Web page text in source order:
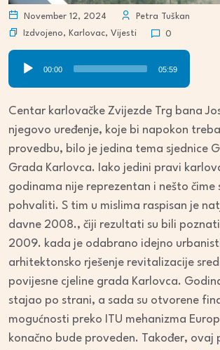
November 12, 2024
Petra Tuškan
Izdvojeno, Karlovac, Vijesti 0
Audio
Player
00:00 05:59
Centar karlovačke Zvijezde Trg bana
njegovo uređenje, koje bi napokon
provedbu, bilo je jedina tema sjednice
Grada Karlovca. Iako jedini pravi
godinama nije reprezentan i nešto čime
pohvaliti. S tim u mislima raspisan je
davne 2008., čiji rezultati su bili
2009. kada je odabrano idejno
arhitektonsko rješenje revitalizacije
povijesne cjeline grada Karlovca.
stajao po strani, a sada su otvorene
mogućnosti preko ITU mehanizma
konačno bude proveden. Također, ovaj